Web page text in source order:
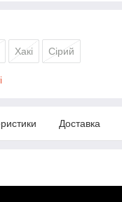
Хакі Сірий
Доставка